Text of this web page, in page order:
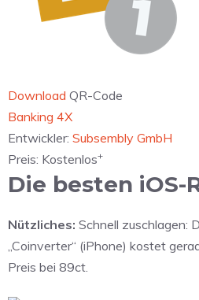
Download QR-Code
Banking 4X
Entwickler: Subsembly GmbH
Preis: Kostenlos+
Die besten iOS-
Nützliches: Schnell zuschlagen:
„Coinverter“ (iPhone) kostet
Preis bei 89ct.